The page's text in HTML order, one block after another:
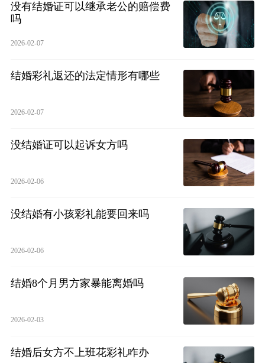
没有结婚证可以继承老公的赔偿费
吗
2026-02-07
结婚彩礼返还的法定情形有哪些
2026-02-07
没结婚证可以起诉女方吗
2026-02-06
没结婚有小孩彩礼能要回来吗
2026-02-06
结婚8个月男方家暴能离婚吗
2026-02-03
结婚后女方不上班花彩礼咋办